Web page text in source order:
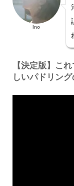
Ino
【決定版】こ
しいパドリング